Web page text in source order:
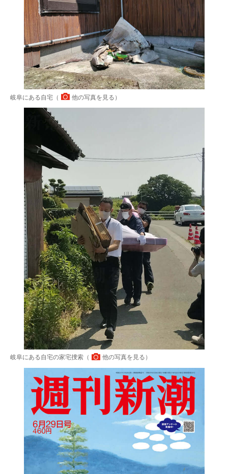
岐阜にある自宅（ 他の写真を見る ）
岐阜にある自宅の家宅捜索（ 他の写真を見る ）